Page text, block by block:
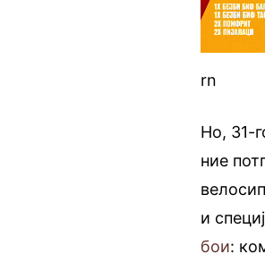
rn
Но, 31-
ние
и
бои: